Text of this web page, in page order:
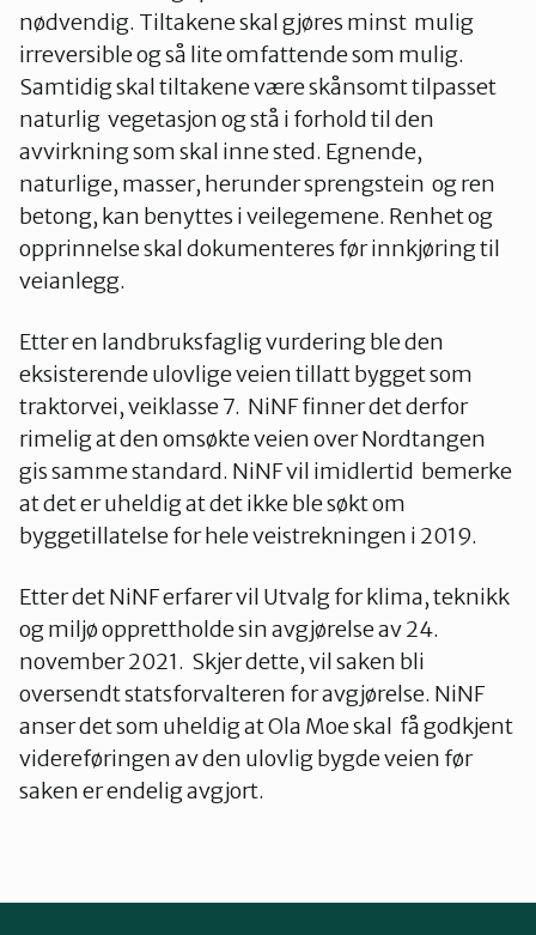
nødvendig. Tiltakene skal gjøres minst mulig
irreversible og så lite omfattende som mulig.
Samtidig skal tiltakene være skånsomt tilpasset
naturlig vegetasjon og stå i forhold til den
avvirkning som skal inne sted. Egnende,
naturlige, masser, herunder sprengstein og ren
betong, kan benyttes i veilegemene. Renhet og
opprinnelse skal dokumenteres før innkjøring til
veianlegg.
Etter en landbruksfaglig vurdering ble den
eksisterende ulovlige veien tillatt bygget som
traktorvei, veiklasse 7. NiNF finner det derfor
rimelig at den omsøkte veien over Nordtangen
gis samme standard. NiNF vil imidlertid bemerke
at det er uheldig at det ikke ble søkt om
byggetillatelse for hele veistrekningen i 2019.
Etter det NiNF erfarer vil Utvalg for klima, teknikk
og miljø opprettholde sin avgjørelse av 24.
november 2021. Skjer dette, vil saken bli
oversendt statsforvalteren for avgjørelse. NiNF
anser det som uheldig at Ola Moe skal få godkjent
videreføringen av den ulovlig bygde veien før
saken er endelig avgjort.